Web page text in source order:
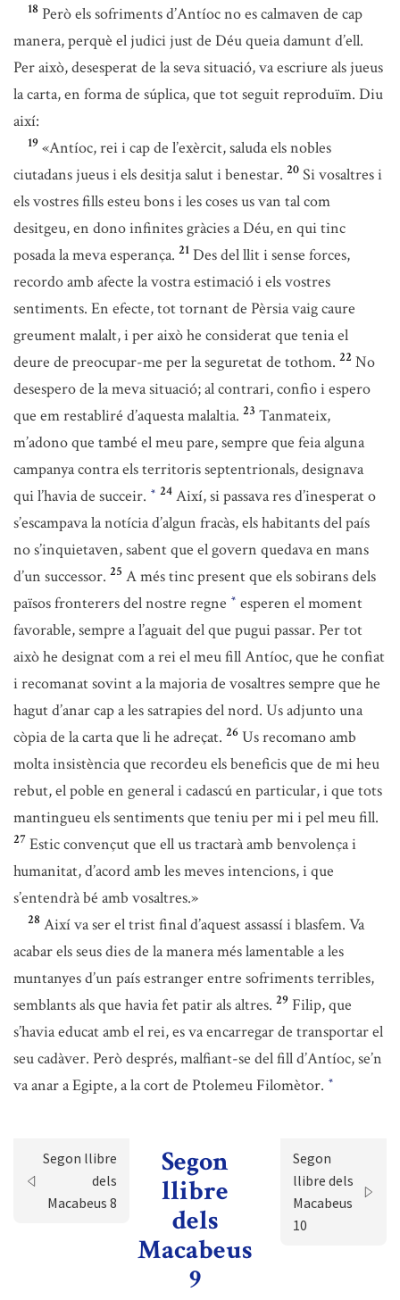
18 Però els sofriments d’Antíoc no es calmaven de cap
manera, perquè el judici just de Déu queia damunt d’ell.
Per això, desesperat de la seva situació, va escriure als jueus
la carta, en forma de súplica, que tot seguit reproduïm. Diu
així:
19 «Antíoc, rei i cap de l’exèrcit, saluda els nobles
ciutadans jueus i els desitja salut i benestar. 20 Si vosaltres i
els vostres fills esteu bons i les coses us van tal com
desitgeu, en dono infinites gràcies a Déu, en qui tinc
posada la meva esperança. 21 Des del llit i sense forces,
recordo amb afecte la vostra estimació i els vostres
sentiments. En efecte, tot tornant de Pèrsia vaig caure
greument malalt, i per això he considerat que tenia el
deure de preocupar-me per la seguretat de tothom. 22 No
desespero de la meva situació; al contrari, confio i espero
que em restabliré d’aquesta malaltia. 23 Tanmateix,
m’adono que també el meu pare, sempre que feia alguna
campanya contra els territoris septentrionals, designava
qui l’havia de succeir. * 24 Així, si passava res d’inesperat o
s’escampava la notícia d’algun fracàs, els habitants del país
no s’inquietaven, sabent que el govern quedava en mans
d’un successor. 25 A més tinc present que els sobirans dels
països fronterers del nostre regne * esperen el moment
favorable, sempre a l’aguait del que pugui passar. Per tot
això he designat com a rei el meu fill Antíoc, que he confiat
i recomanat sovint a la majoria de vosaltres sempre que he
hagut d’anar cap a les satrapies del nord. Us adjunto una
còpia de la carta que li he adreçat. 26 Us recomano amb
molta insistència que recordeu els beneficis que de mi heu
rebut, el poble en general i cadascú en particular, i que tots
mantingueu els sentiments que teniu per mi i pel meu fill.
27 Estic convençut que ell us tractarà amb benvolença i
humanitat, d’acord amb les meves intencions, i que
s’entendrà bé amb vosaltres.»
28 Així va ser el trist final d’aquest assassí i blasfem. Va
acabar els seus dies de la manera més lamentable a les
muntanyes d’un país estranger entre sofriments terribles,
semblants als que havia fet patir als altres. 29 Filip, que
s’havia educat amb el rei, es va encarregar de transportar el
seu cadàver. Però després, malfiant-se del fill d’Antíoc, se’n
va anar a Egipte, a la cort de Ptolemeu Filomètor. *
Segon llibre
dels
Macabeus 8
Segon
llibre
dels
Macabeus
9
Segon
llibre dels
Macabeus
10